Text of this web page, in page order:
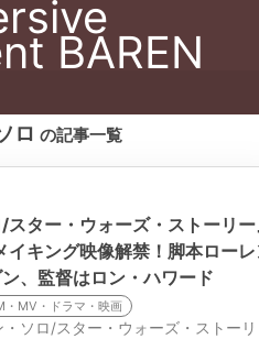
ロ の記事一覧
/スター・ウォーズ・ストーリー
キング映像解禁！脚本ロー
、監督はロン・ハワード
・MV・ドラマ・映画
ソロ/スター・ウォーズ・ストーリ